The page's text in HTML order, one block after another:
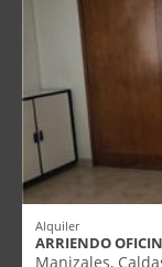
Alquiler
ARRIENDO
Manizales,